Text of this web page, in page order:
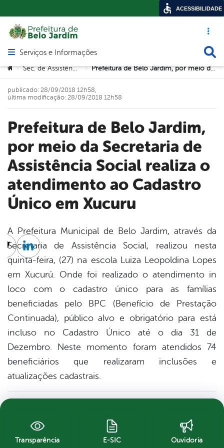
Acesso
Abrir menu principal de navegação
Serviços e Informações
Você está aqui:
> Sec. de Assistência Social > Prefeitura de Belo Jardim, por meio da Secretaria de Assistência Social realiza o atendimento ao Cadastro Único em Xucuru
Prefeitura de Belo Jardim,
por meio da Secretaria de
Assistência Social realiza o
atendimento ao Cadastro
Único em Xucuru
publicado: 28/09/2018 12h58,
última modificação: 28/09/2018 12h58
A Prefeitura Municipal de Belo Jardim, através da
Secretaria de Assistência Social, realizou nesta
quinta-feira, (27) na escola Luiza Leopoldina Lopes
em Xucurú. Onde foi realizado o atendimento in
loco com o cadastro único para as famílias
beneficiadas pelo BPC (Benefício de Prestação
Continuada), público alvo e obrigatório para está
incluso no Cadastro Único até o dia 31 de
Dezembro. Neste momento foram atendidos 74
beneficiários que realizaram inclusões e
atualizações cadastrais.
Twitter
Linkedin
Transparência E-SIC Ouvidoria
ACESSIBILIDADE